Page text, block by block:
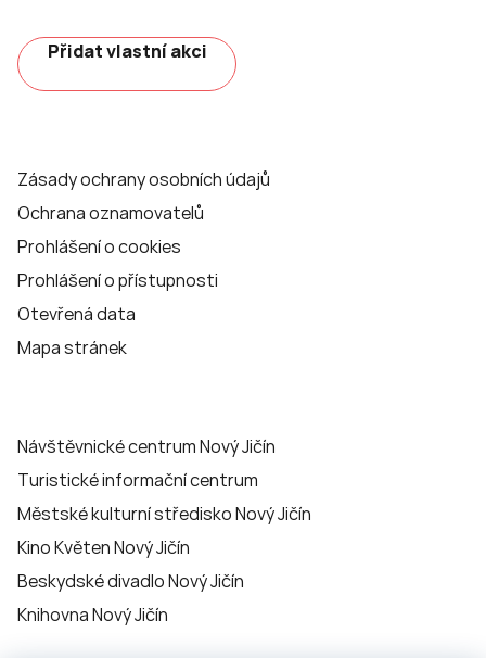
Přidat vlastní akci
Zásady ochrany osobních údajů
Ochrana oznamovatelů
Prohlášení o cookies
Prohlášení o přístupnosti
Otevřená data
Mapa stránek
Návštěvnické centrum Nový Jičín
Turistické informační centrum
Městské kulturní středisko Nový Jičín
Kino Květen Nový Jičín
Beskydské divadlo Nový Jičín
Knihovna Nový Jičín